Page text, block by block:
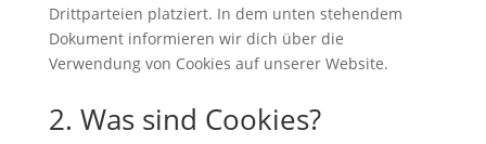
Drittparteien platziert. In dem unten stehendem
Dokument informieren wir dich über die
Verwendung von Cookies auf unserer Website.
2. Was sind Cookies?